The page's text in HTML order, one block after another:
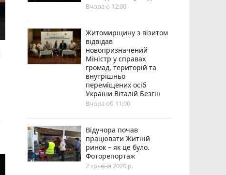
Вчора о 12:00
Житомирщину з візитом
відвідав
новопризначений
Міністр у справах
громад, територій та
внутрішньо
переміщених осіб
України Віталій Безгін
Вчора об 11:00
Відучора почав
працювати Житній
ринок – як це було.
Фоторепортаж
2 травня 2020 р.